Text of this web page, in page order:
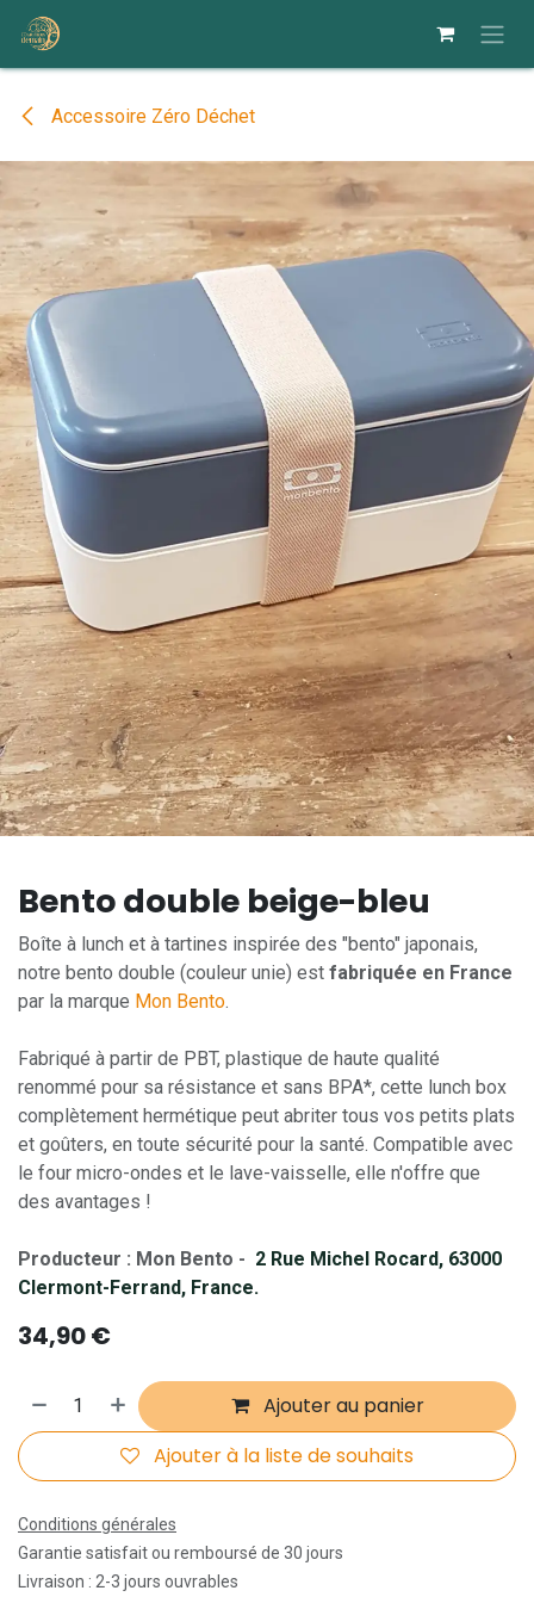
Se rendre au contenu
Accessoire Zéro Déchet
Bento double beige-bleu
Boîte à lunch et à tartines inspirée des "bento" japonais,
notre bento double (couleur unie) est fabriquée en France
par la marque Mon Bento.
Fabriqué à partir de PBT, plastique de haute qualité
renommé pour sa résistance et sans BPA*, cette lunch box
complètement hermétique peut abriter tous vos petits plats
et goûters, en toute sécurité pour la santé. Compatible avec
le four micro-ondes et le lave-vaisselle, elle n'offre que
des avantages !
Producteur : Mon Bento - 2 Rue Michel Rocard, 63000
Clermont-Ferrand, France.
34,90€
Ajouter au panier
Ajouter à la liste de souhaits
Conditions générales
Garantie satisfait ou remboursé de 30 jours
Livraison : 2-3 jours ouvrables